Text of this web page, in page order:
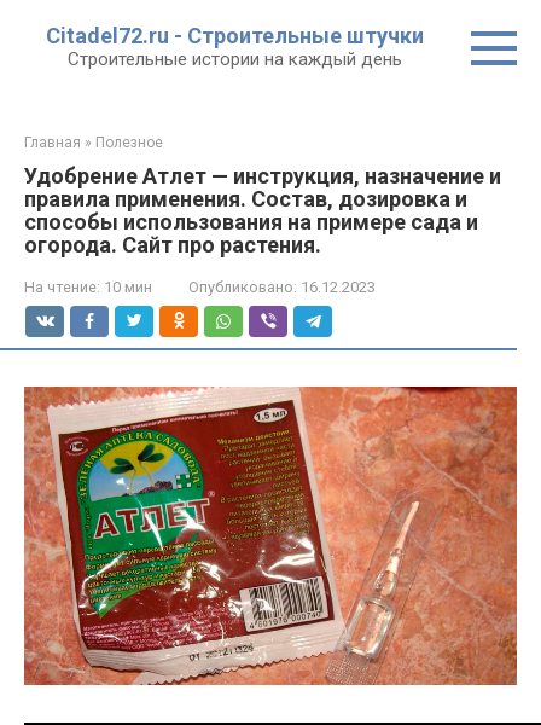
контенту
Citadel72.ru - Строительные штучки
Строительные истории на каждый день
Главная » Полезное
Удобрение Атлет — инструкция, назначение и
правила применения. Состав, дозировка и
способы использования на примере сада и
огорода. Сайт про растения.
На чтение: 10 мин Опубликовано: 16.12.2023